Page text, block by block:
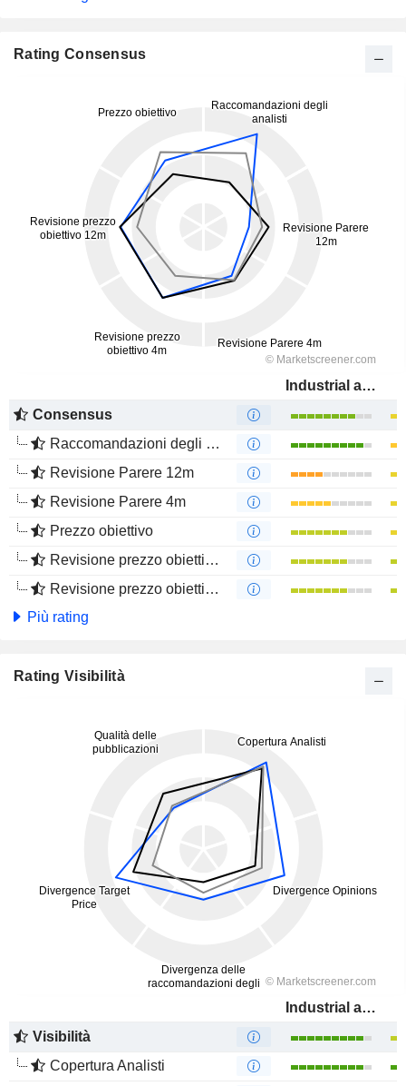
Rating Consensus
Industrial and Commercial Bank of China Limited
Consensus
Raccomandazioni degli analisti
Revisione Parere 12m
Revisione Parere 4m
Prezzo obiettivo
Revisione prezzo obiettivo 12m
Revisione prezzo obiettivo 4m
Più rating
Rating Visibilità
Industrial and Commercial Bank of China Limited
Visibilità
Copertura Analisti